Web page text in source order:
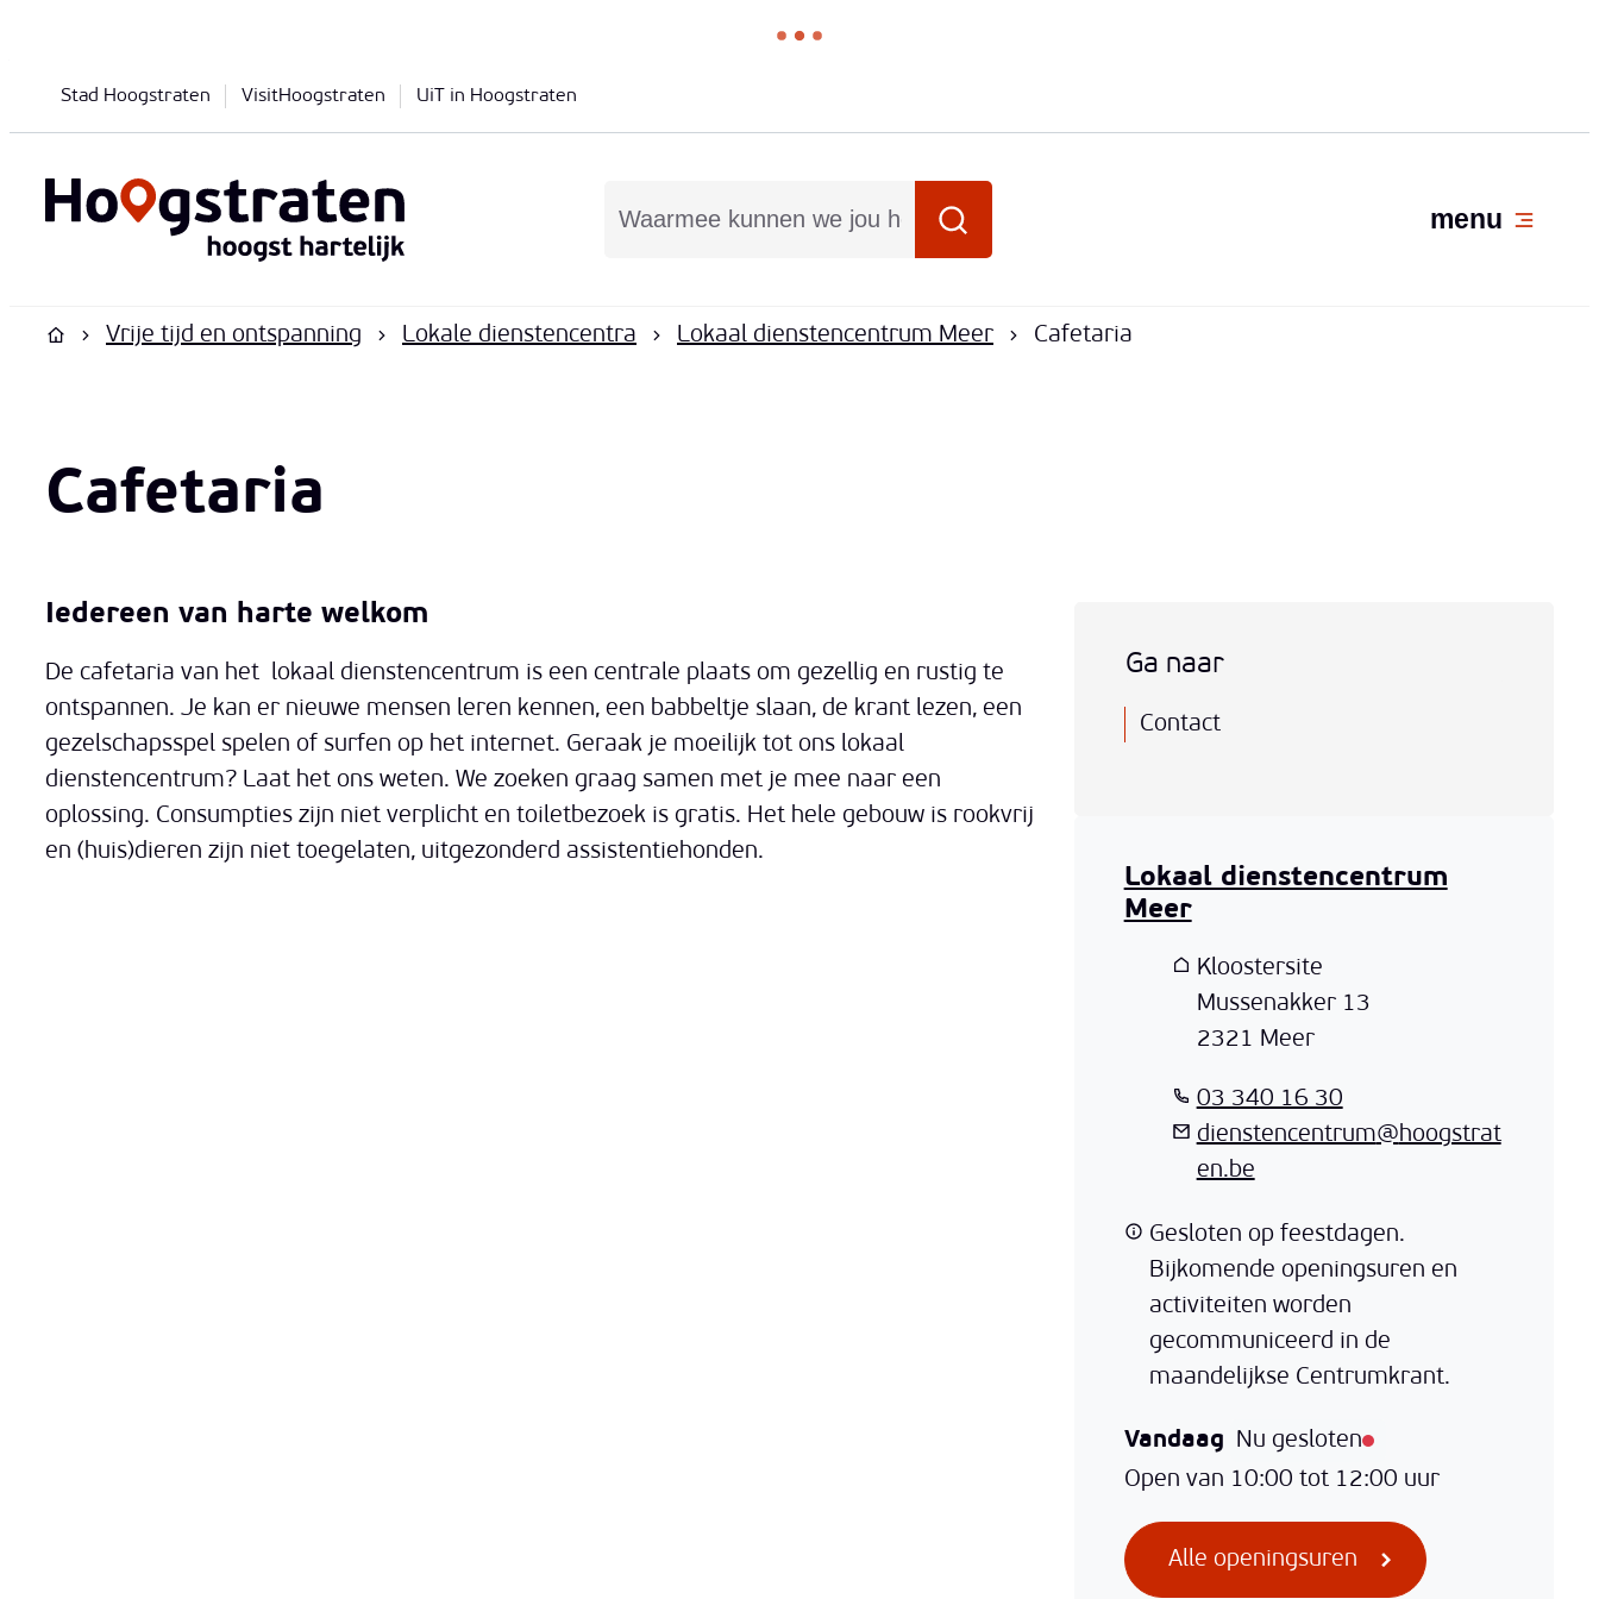
Naar inhoud
Stad Hoogstraten VisitHoogstraten UiT in Hoogstraten
Hoogstraten
Zoeken menu
Startpagina
Vrije tijd en ontspanning Lokale dienstencentra Lokaal dienstencentrum Meer Cafetaria
Cafetaria
Iedereen van harte welkom
De cafetaria van het lokaal dienstencentrum is een centrale plaats om gezellig en rustig te
ontspannen. Je kan er nieuwe mensen leren kennen, een babbeltje slaan, de krant lezen, een
gezelschapsspel spelen of surfen op het internet. Geraak je moeilijk tot ons lokaal
dienstencentrum? Laat het ons weten. We zoeken graag samen met je mee naar een
oplossing. Consumpties zijn niet verplicht en toiletbezoek is gratis. Het hele gebouw is rookvrij
en (huis)dieren zijn niet toegelaten, uitgezonderd assistentiehonden.
Ga naar
Contact
Lokaal dienstencentrum
Meer
Adres Kloostersite
Mussenakker 13
,2321 Meer
03 340 16 30
E-maildienstencentrum@hoogstrat
en.be
Gesloten op feestdagen.
Bijkomende openingsuren en
activiteiten worden
gecommuniceerd in de
maandelijkse Centrumkrant.
Vandaag
Nu gesloten
Open van 10:00 tot 12:00 uur
Alle openingsurenLokaal